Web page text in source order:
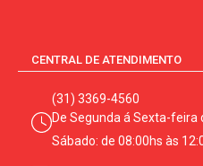
CENTRAL DE ATENDIMENTO
(31) 3369-4560
De Segunda á Sexta-feira
Sábado: de 08:00hs às